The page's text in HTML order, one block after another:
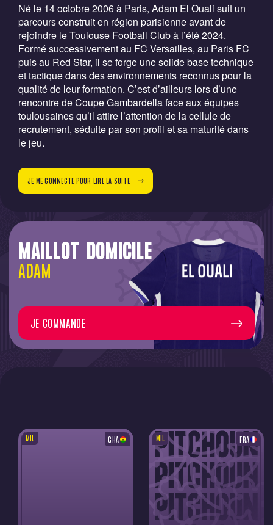
Né le 14 octobre 2006 à Paris, Adam El Ouali suit un
parcours construit en région parisienne avant de
rejoindre le Toulouse Football Club à l’été 2024.
Formé successivement au FC Versailles, au Paris FC
puis au Red Star, il se forge une solide base technique
et tactique dans des environnements reconnus pour la
qualité de leur formation. C’est d’ailleurs lors d’une
rencontre de Coupe Gambardella face aux équipes
toulousaines qu’il attire l’attention de la cellule de
recrutement, séduite par son profil et sa maturité dans
le jeu.
JE ME CONNECTE POUR LIRE LA SUITE
MAILLOT DOMICILE
ADAM
JE COMMANDE
MIL GHA MIL FRA